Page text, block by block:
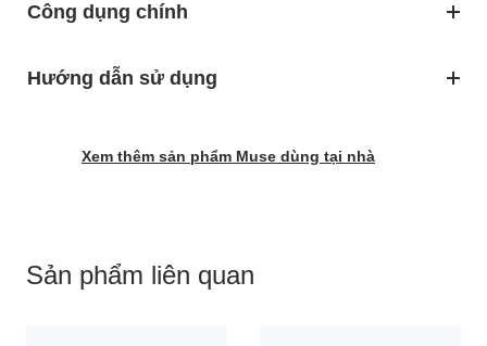
Công dụng chính
Hướng dẫn sử dụng
Xem thêm sản phẩm Muse dùng tại nhà
Sản phẩm liên quan